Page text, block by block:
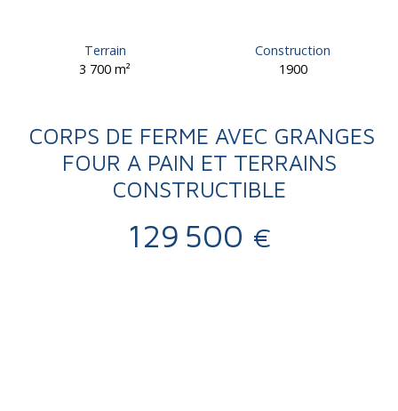
Terrain
3 700m²
Construction
1900
CORPS DE FERME AVEC GRANGES
FOUR A PAIN ET TERRAINS
CONSTRUCTIBLE
129 500 €